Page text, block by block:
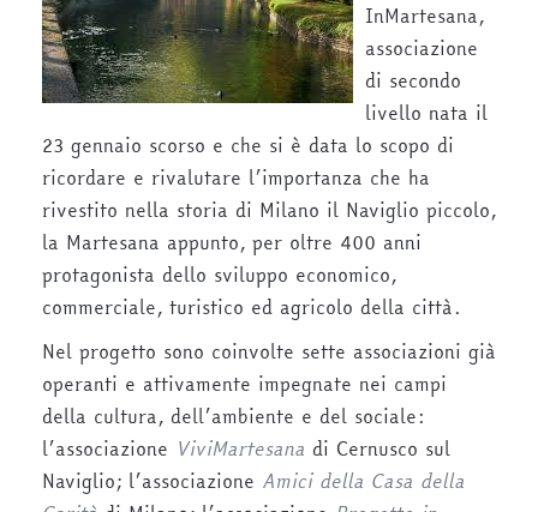
InMartesana,
associazione
di secondo
livello nata il
23 gennaio scorso e che si è data lo scopo di
ricordare e rivalutare l’importanza che ha
rivestito nella storia di Milano il Naviglio piccolo,
la Martesana appunto, per oltre 400 anni
protagonista dello sviluppo economico,
commerciale, turistico ed agricolo della città.
Nel progetto sono coinvolte sette associazioni già
operanti e attivamente impegnate nei campi
della cultura, dell’ambiente e del sociale:
l’associazione ViviMartesana di Cernusco sul
Naviglio; l’associazione Amici della Casa della